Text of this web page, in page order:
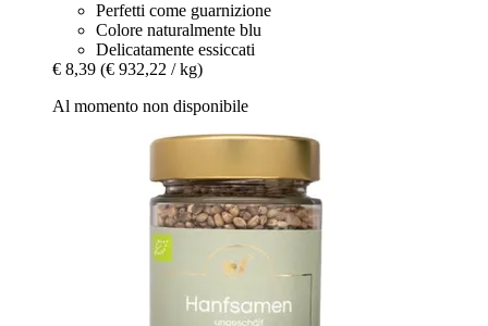
Perfetti come guarnizione
Colore naturalmente blu
Delicatamente essiccati
€ 8,39 (€ 932,22 / kg)
Al momento non disponibile